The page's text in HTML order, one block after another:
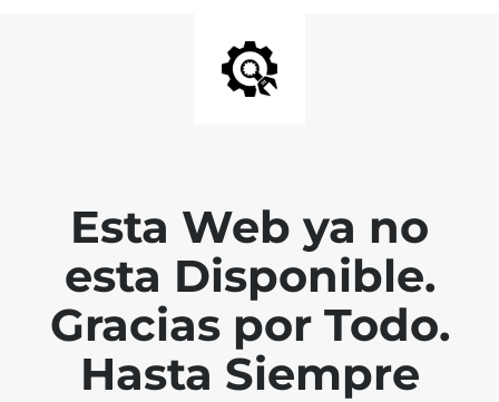
Esta Web ya no
esta Disponible.
Gracias por Todo.
Hasta Siempre